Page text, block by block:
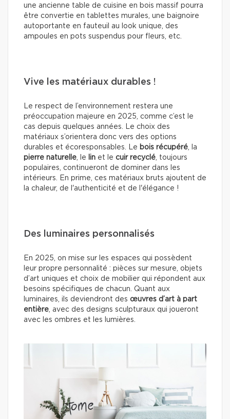
une ancienne table de cuisine en bois massif pourra
être convertie en tablettes murales, une baignoire
autoportante en fauteuil au look unique, des
ampoules en pots suspendus pour fleurs, etc.
Vive les matériaux durables !
Le respect de l’environnement restera une
préoccupation majeure en 2025, comme c’est le
cas depuis quelques années. Le choix des
matériaux s’orientera donc vers des options
durables et écoresponsables. Le bois récupéré, la
pierre naturelle, le lin et le cuir recyclé, toujours
populaires, continueront de dominer dans les
intérieurs. En prime, ces matériaux bruts ajoutent de
la chaleur, de l'authenticité et de l'élégance !
Des luminaires personnalisés
En 2025, on mise sur les espaces qui possèdent
leur propre personnalité : pièces sur mesure, objets
d’art uniques et choix de mobilier qui répondent aux
besoins spécifiques de chacun. Quant aux
luminaires, ils deviendront des œuvres d’art à part
entière, avec des designs sculpturaux qui joueront
avec les ombres et les lumières.